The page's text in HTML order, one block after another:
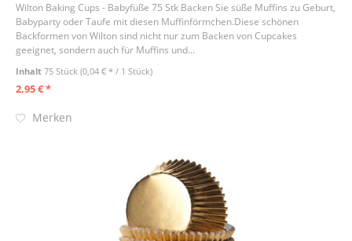
Wilton Baking Cups - Babyfüße 75 Stk Backen Sie süße Muffins zu Geburt,
Babyparty oder Taufe mit diesen Muffinförmchen.Diese schönen
Backformen von Wilton sind nicht nur zum Backen von Cupcakes
geeignet, sondern auch für Muffins und...
Inhalt75 Stück(0,04 € * / 1 Stück)
2,95 € *
Merken